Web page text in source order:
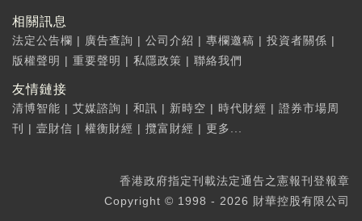
相關訊息
法定公告欄 | 廣告查詢 | 公司介紹 | 專欄邀稿 | 投資者關係 |
版權聲明 | 重要聲明 | 私隱政策 | 聯絡我們
友情鏈接
清博智能 | 艾媒諮詢 | 和訊 | 新時空 | 時代財經 | 證券市場周
刊
| 壹財信 | 權衡財經 | 攬富財經 | 更多...
香港政府指定刊載法定通告之憲報刊登報章
Copyright © 1998 - 2026 財華控股有限公司